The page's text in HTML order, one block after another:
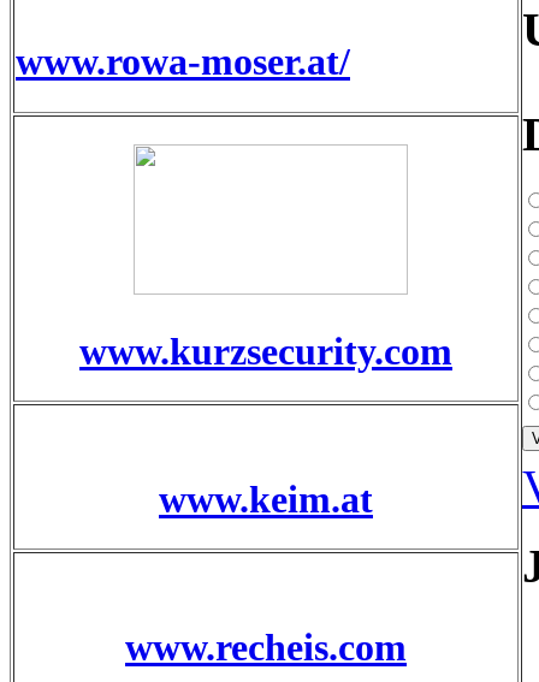
www.rowa-moser.at/
www.kurzsecurity.com
www.keim.at
www.recheis.com